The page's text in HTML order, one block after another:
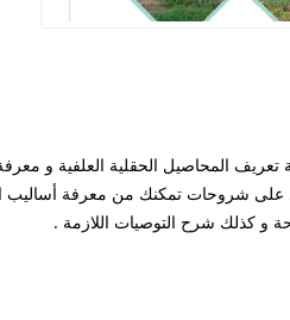
المحاصيل الحقلية العلفية و معرفة
على شروحات تمكنك من معرفة أساليب
و كذلك شرح التوصيات اللازمة .